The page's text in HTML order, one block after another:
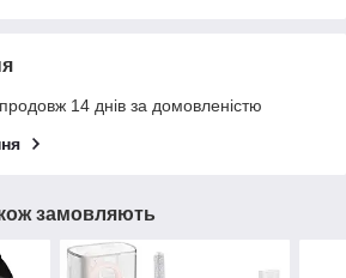
14 днів за домовленістю
замовляють